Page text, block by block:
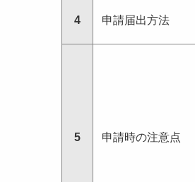
4 申請届出方法
5 申請時の注意点